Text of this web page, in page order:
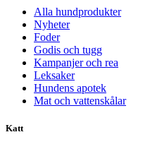
Alla hundprodukter
Nyheter
Foder
Godis och tugg
Kampanjer och rea
Leksaker
Hundens apotek
Mat och vattenskålar
Katt